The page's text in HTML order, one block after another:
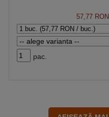
57,77 RON
pac.